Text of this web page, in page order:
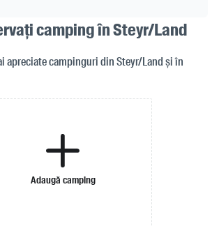
camping în Steyr/Land
apreciate campinguri din Steyr/Land și în
Adaugă camping